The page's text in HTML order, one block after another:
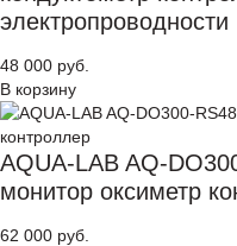
электропроводности
48 000 руб.
В корзину
AQUA-LAB AQ-
монитор оксиметр
62 000 руб.